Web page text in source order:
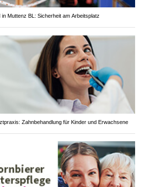
Muttenz BL: Sicherheit am Arbeitsplatz
Zahnbehandlung für Kinder und Erwachsene